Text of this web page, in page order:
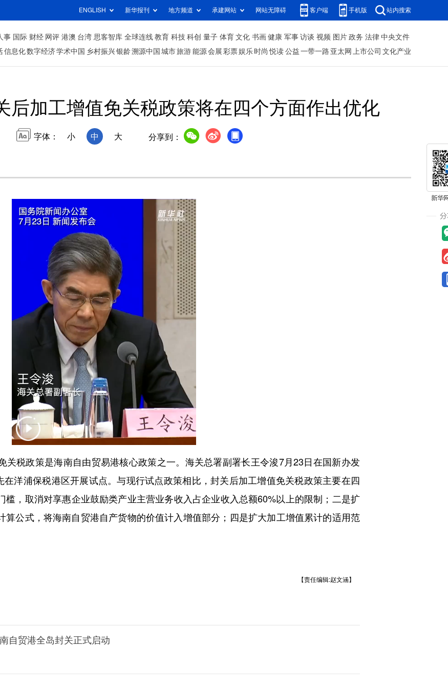
ENGLISH 新华报刊 地方频道 承建网站 网站无障碍 客户端 手机版 站内搜索
事 国际 财经 网评 港澳 台湾 思客智库 全球连线 教育 科技 科创 量子 体育 文化 书画 健康 军事 访谈 视频 图片 政务 法律 中央文件
信息化数字经济学术中国 乡村振兴银龄溯源中国 城市旅游 能源 会展 彩票娱乐 时尚 悦读 公益 一带一路 亚太网 上市公司 文化产业
后加工增值免关税政策将在四个方面作出优化
字体： 小 中 大 分享到：
税政策是海南自由贸易港核心政策之一。海关总署副署长王令浚7月23日在国新办发
洋浦保税港区开展试点。与现行试点政策相比，封关后加工增值免关税政策主要在四
槛，取消对享惠企业鼓励类产业主营业务收入占企业收入总额60%以上的限制；二是扩
算公式，将海南自贸港自产货物的价值计入增值部分；四是扩大加工增值累计的适用范
【责任编辑:赵文涵】
自贸港全岛封关正式启动